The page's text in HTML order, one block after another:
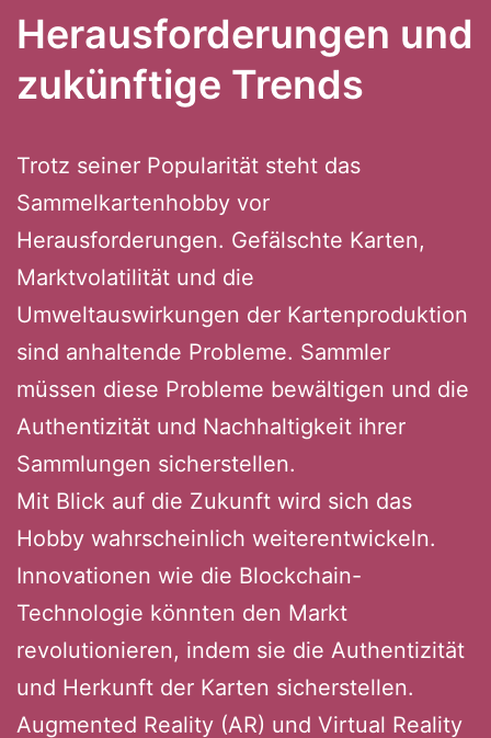
Herausforderungen und
zukünftige Trends
Trotz seiner Popularität steht das
Sammelkartenhobby vor
Herausforderungen. Gefälschte Karten,
Marktvolatilität und die
Umweltauswirkungen der Kartenproduktion
sind anhaltende Probleme. Sammler
müssen diese Probleme bewältigen und die
Authentizität und Nachhaltigkeit ihrer
Sammlungen sicherstellen.
Mit Blick auf die Zukunft wird sich das
Hobby wahrscheinlich weiterentwickeln.
Innovationen wie die Blockchain-
Technologie könnten den Markt
revolutionieren, indem sie die Authentizität
und Herkunft der Karten sicherstellen.
Augmented Reality (AR) und Virtual Reality